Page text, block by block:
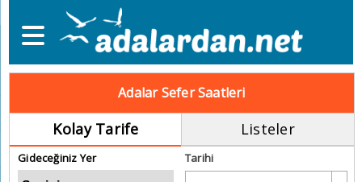
Adalar Sefer Saatleri
Kolay Tarife Listeler
Gideceğiniz Yer Tarihi